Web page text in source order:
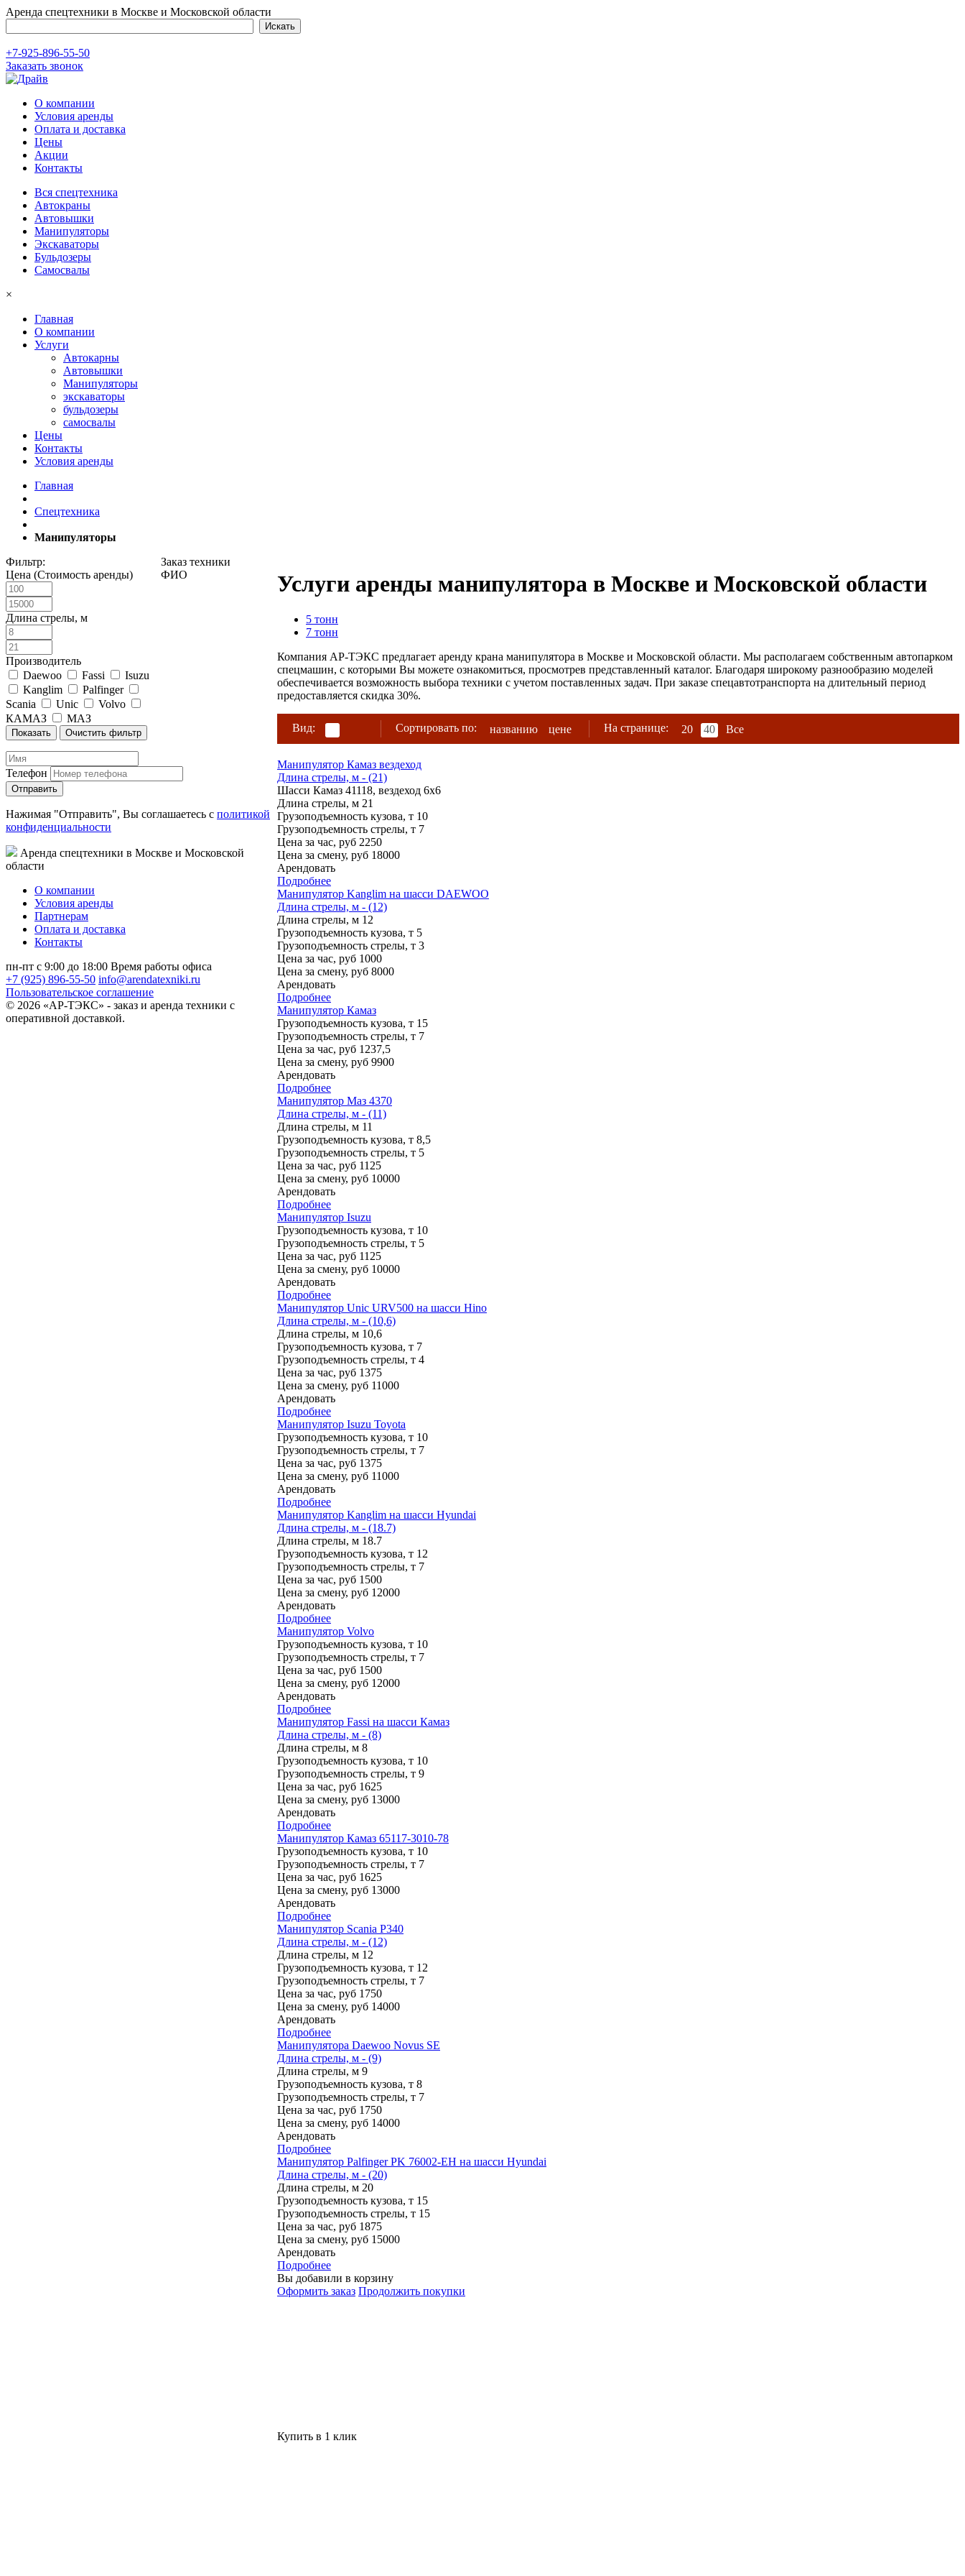
Аренда спецтехники в Москве и Московской области
+7-925-896-55-50
Заказать звонок
О компании
Условия аренды
Оплата и доставка
Цены
Акции
Контакты
Вся спецтехника
Автокраны
Автовышки
Манипуляторы
Экскаваторы
Бульдозеры
Самосвалы
×
Главная
О компании
Услуги
Автокарны
Автовышки
Манипуляторы
экскаваторы
бульдозеры
самосвалы
Цены
Контакты
Условия аренды
Главная
Спецтехника
Манипуляторы
Фильтр:
Цена (Стоимость аренды)
Длина стрелы, м
Производитель
Daewoo
Fassi
Isuzu
Kanglim
Palfinger
Scania
Unic
Volvo
КАМАЗ
МАЗ
Услуги аренды манипулятора в Москве и Московской области
5 тонн
7 тонн
Компания АР-ТЭКС предлагает аренду крана манипулятора в Москве и Московской области. Мы располагаем собственным автопарком
спецмашин, с которыми Вы можете ознакомиться, просмотрев представленный каталог. Благодаря широкому разнообразию моделей
обеспечивается возможность выбора техники с учетом поставленных задач. При заказе спецавтотранспорта на длительный период
предоставляется скидка 30%.
Вид: Сортировать по: названию цене На странице: 20 40 Все
Манипулятор Камаз вездеход
Длина стрелы, м - (21)
Шасси Камаз 41118, вездеход 6х6
Длина стрелы, м 21
Грузоподъемность кузова, т 10
Грузоподъемность стрелы, т 7
Цена за час, руб 2250
Цена за смену, руб 18000
Арендовать
Подробнее
Манипулятор Kanglim на шасси DAEWOO
Длина стрелы, м - (12)
Длина стрелы, м 12
Грузоподъемность кузова, т 5
Грузоподъемность стрелы, т 3
Цена за час, руб 1000
Цена за смену, руб 8000
Арендовать
Подробнее
Манипулятор Камаз
Грузоподъемность кузова, т 15
Грузоподъемность стрелы, т 7
Цена за час, руб 1237,5
Цена за смену, руб 9900
Арендовать
Подробнее
Манипулятор Маз 4370
Длина стрелы, м - (11)
Длина стрелы, м 11
Грузоподъемность кузова, т 8,5
Грузоподъемность стрелы, т 5
Цена за час, руб 1125
Цена за смену, руб 10000
Арендовать
Подробнее
Манипулятор Isuzu
Грузоподъемность кузова, т 10
Грузоподъемность стрелы, т 5
Цена за час, руб 1125
Цена за смену, руб 10000
Арендовать
Подробнее
Манипулятор Unic URV500 на шасси Hino
Длина стрелы, м - (10,6)
Длина стрелы, м 10,6
Грузоподъемность кузова, т 7
Грузоподъемность стрелы, т 4
Цена за час, руб 1375
Цена за смену, руб 11000
Арендовать
Подробнее
Манипулятор Isuzu Toyota
Грузоподъемность кузова, т 10
Грузоподъемность стрелы, т 7
Цена за час, руб 1375
Цена за смену, руб 11000
Арендовать
Подробнее
Манипулятор Kanglim на шасси Hyundai
Длина стрелы, м - (18.7)
Длина стрелы, м 18.7
Грузоподъемность кузова, т 12
Грузоподъемность стрелы, т 7
Цена за час, руб 1500
Цена за смену, руб 12000
Арендовать
Подробнее
Манипулятор Volvo
Грузоподъемность кузова, т 10
Грузоподъемность стрелы, т 7
Цена за час, руб 1500
Цена за смену, руб 12000
Арендовать
Подробнее
Манипулятор Fassi на шасси Камаз
Длина стрелы, м - (8)
Длина стрелы, м 8
Грузоподъемность кузова, т 10
Грузоподъемность стрелы, т 9
Цена за час, руб 1625
Цена за смену, руб 13000
Арендовать
Подробнее
Манипулятор Камаз 65117-3010-78
Грузоподъемность кузова, т 10
Грузоподъемность стрелы, т 7
Цена за час, руб 1625
Цена за смену, руб 13000
Арендовать
Подробнее
Манипулятор Scania P340
Длина стрелы, м - (12)
Длина стрелы, м 12
Грузоподъемность кузова, т 12
Грузоподъемность стрелы, т 7
Цена за час, руб 1750
Цена за смену, руб 14000
Арендовать
Подробнее
Манипулятора Daewoo Novus SE
Длина стрелы, м - (9)
Длина стрелы, м 9
Грузоподъемность кузова, т 8
Грузоподъемность стрелы, т 7
Цена за час, руб 1750
Цена за смену, руб 14000
Арендовать
Подробнее
Манипулятор Palfinger PK 76002-EH на шасси Hyundai
Длина стрелы, м - (20)
Длина стрелы, м 20
Грузоподъемность кузова, т 15
Грузоподъемность стрелы, т 15
Цена за час, руб 1875
Цена за смену, руб 15000
Арендовать
Подробнее
Вы добавили в корзину
Оформить заказ Продолжить покупки
Купить в 1 клик
Заказ техники
ФИО
Телефон
Нажимая "Отправить", Вы соглашаетесь с политикой
конфиденциальности
Аренда спецтехники в Москве и Московской
области
О компании
Условия аренды
Партнерам
Оплата и доставка
Контакты
пн-пт с 9:00 до 18:00 Время работы офиса
+7 (925) 896-55-50 info@arendatexniki.ru
Пользовательское соглашение
© 2026 «АР-ТЭКС» - заказ и аренда техники с
оперативной доставкой.